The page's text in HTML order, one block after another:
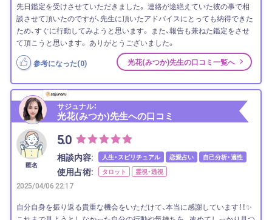
先日鑑定を受けさせていただきました。 連絡が途絶えていた彼の事で相
談させて頂いたのですが、先生に頂いたアドバイスにとっても納得できた
ため、すぐに行動してみようと思います。 また、報告も兼ねた鑑定をさせ
て頂こうと思います。 ありがとうございました。
参考になった(0) 光花(みつか)先生の口コミ一覧へ
サジュナル：
光花(みつか)先生への口コミ
匿名
5.0
相談内容: 人生・スピリチュアル 恋愛占い 自己分析・適性
使用占術: タロット 霊視・透視
2025/04/06 22:17
自分自身を振り返る貴重な機会をいただけて、本当に感謝しています！！✨